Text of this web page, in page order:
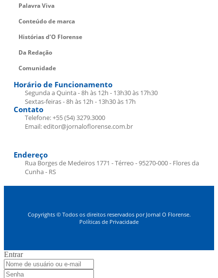
Palavra Viva
Conteúdo de marca
Histórias d’O Florense
Da Redação
Comunidade
Horário de Funcionamento
Segunda a Quinta - 8h às 12h - 13h30 às 17h30
Sextas-feiras - 8h às 12h - 13h30 às 17h
Contato
Telefone: +55 (54) 3279.3000
Email: editor@jornaloflorense.com.br
Endereço
Rua Borges de Medeiros 1771 - Térreo - 95270-000 - Flores da
Cunha - RS
Copyrights © Todos os direitos reservados por Jornal O Florense.
Políticas de Privacidade
Entrar